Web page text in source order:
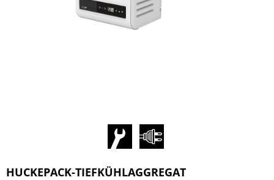
HUCKEPACK-TIEFKÜHLAGGREGAT